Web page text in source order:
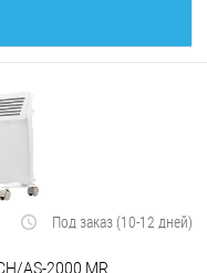
Под заказ (10-12 дней)
AS-2000 MR